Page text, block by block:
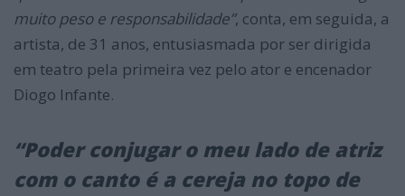
muito peso e responsabilidade”, conta, em seguida, a
artista, de 31 anos, entusiasmada por ser dirigida
em teatro pela primeira vez pelo ator e encenador
Diogo Infante.
“Poder conjugar o meu lado de atriz
com o canto é a cereja no topo de